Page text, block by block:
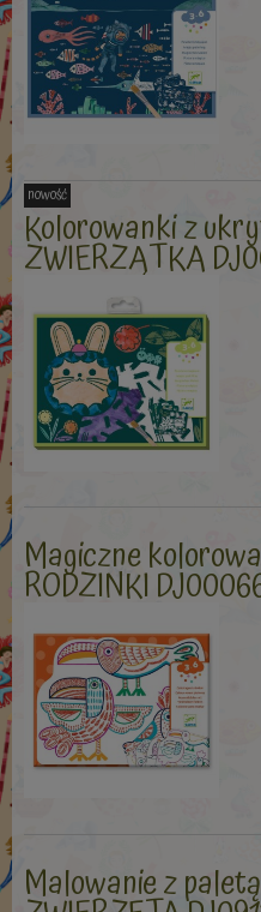
Kolorowanki z
ZWIERZĄTKA
nowość
Magiczne
RODZINKI
Malowanie z